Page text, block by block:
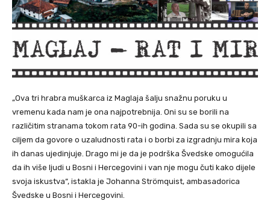
„Ova tri hrabra muškarca iz Maglaja šalju snažnu poruku u
vremenu kada nam je ona najpotrebnija. Oni su se borili na
različitim stranama tokom rata 90-ih godina. Sada su se okupili sa
ciljem da govore o uzaludnosti rata i o borbi za izgradnju mira koja
ih danas ujedinjuje. Drago mi je da je podrška Švedske omogućila
da ih više ljudi u Bosni i Hercegovini i van nje mogu čuti kako dijele
svoja iskustva“, istakla je Johanna Strömquist, ambasadorica
Švedske u Bosni i Hercegovini.